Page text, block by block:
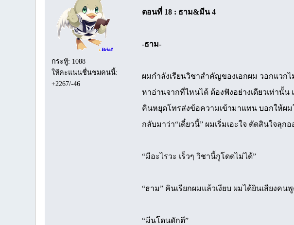
กระทู้: 1088
ให้คะแนนชื่นชมคนนี้:
+2267/-46
ตอนที่ 18 : ธาม&มีน 4
-ธาม-
ผมกำลังเรียนวิชาสำคัญของเอกผม วอกแวก
หาอ่านจากที่ไหนได้ ต้องฟังอย่างเดียวเท่านั้
คินหยุดโทรส่งข้อความเข้ามาแทน บอกให้ผ
กลับมาว่า“เดี๋ยวนี้” ผมเริ่มเอะใจ ตัดสินใจลุ
“มีอะไรวะ เร็วๆ วิชานี้กูโดดไม่ได้”
“ธาม” คินเรียกผมแล้วเงียบ ผมได้ยินเสียงค
“มีนโดนดักตี”